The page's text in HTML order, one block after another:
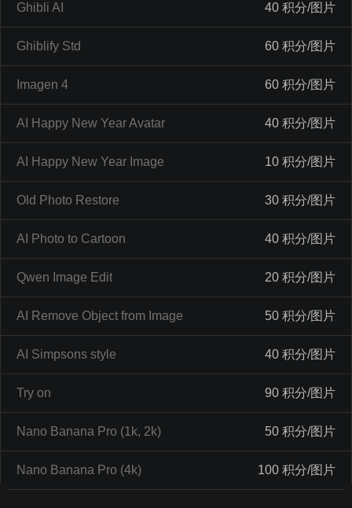
Ghibli AI 40 积分/图片
Ghiblify Std 60 积分/图片
Imagen 4 60 积分/图片
AI Happy New Year Avatar 40 积分/图片
AI Happy New Year Image 10 积分/图片
Old Photo Restore 30 积分/图片
AI Photo to Cartoon 40 积分/图片
Qwen Image Edit 20 积分/图片
AI Remove Object from Image 50 积分/图片
AI Simpsons style 40 积分/图片
Try on 90 积分/图片
Nano Banana Pro (1k, 2k) 50 积分/图片
Nano Banana Pro (4k) 100 积分/图片